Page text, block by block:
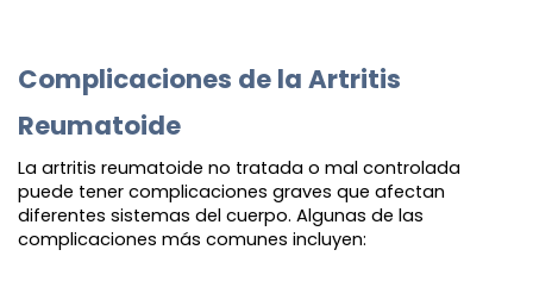
Complicaciones de la Artritis
Reumatoide
La artritis reumatoide no tratada o mal controlada
puede tener complicaciones graves que afectan
diferentes sistemas del cuerpo. Algunas de las
complicaciones más comunes incluyen: